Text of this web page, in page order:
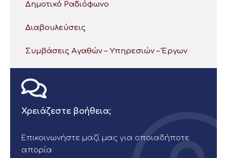
Δημοτικό Ραδιόφωνο
Διαβουλεύσεις
Συμβάσεις Αγαθών – Υπηρεσιών – Έργων
Χρειάζεστε βοήθεια;
Επικοινωνήστε μαζί μας για οποιαδήποτε
απορία